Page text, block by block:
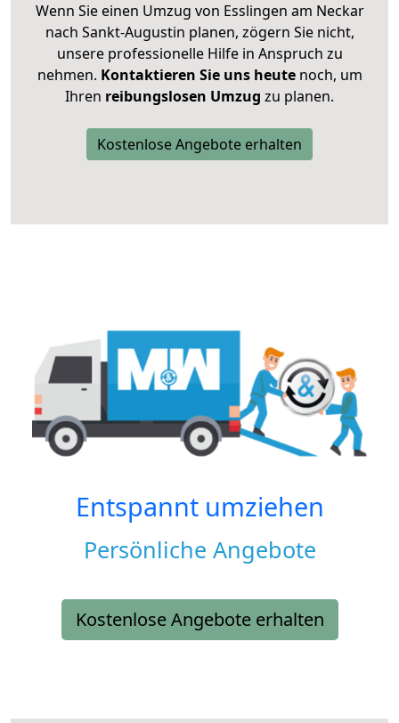
Wenn Sie einen Umzug von Esslingen am Neckar
nach Sankt-Augustin planen, zögern Sie nicht,
unsere professionelle Hilfe in Anspruch zu
nehmen. Kontaktieren Sie uns heutenoch, um
Ihren reibungslosen Umzug zu planen.
Kostenlose Angebote erhalten
Entspannt umziehen
Persönliche Angebote
Kostenlose Angebote erhalten